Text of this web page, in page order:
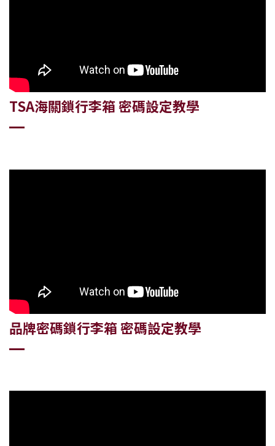
TSA海關鎖行李箱密碼設定教學
品牌密碼鎖行李箱密碼設定教學